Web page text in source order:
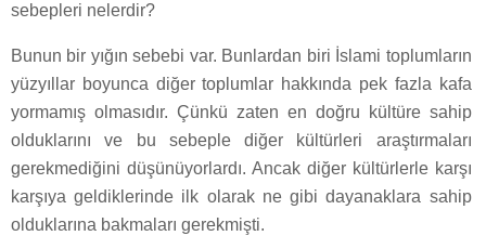
sebepleri nelerdir?
Bunun bir yığın sebebi var. Bunlardan biri İslami toplumların
yüzyıllar boyunca diğer toplumlar hakkında pek fazla kafa
yormamış olmasıdır. Çünkü zaten en doğru kültüre sahip
olduklarını ve bu sebeple diğer kültürleri araştırmaları
gerekmediğini düşünüyorlardı. Ancak diğer kültürlerle karşı
karşıya geldiklerinde ilk olarak ne gibi dayanaklara sahip
olduklarına bakmaları gerekmişti.